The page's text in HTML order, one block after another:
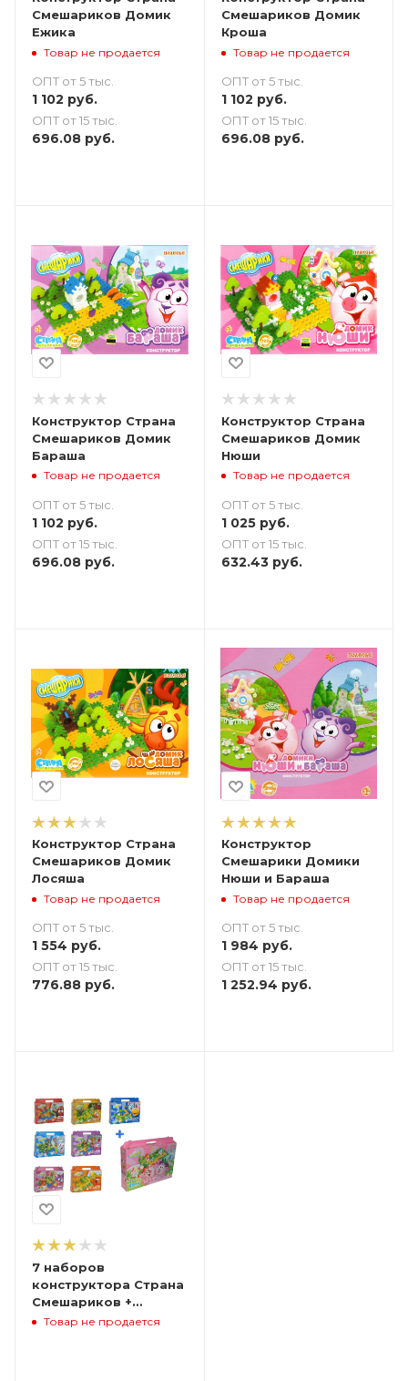
Смешариков Домик
Ежика
Товар не продается
ОПТ от 5 тыс.
1 102 руб.
ОПТ от 15 тыс.
696.08 руб.
Смешариков Домик
Кроша
Товар не продается
ОПТ от 5 тыс.
1 102 руб.
ОПТ от 15 тыс.
696.08руб.
Конструктор Страна
Смешариков Домик
Бараша
Товар не продается
ОПТ от 5 тыс.
1 102 руб.
ОПТ от 15 тыс.
696.08 руб.
Конструктор Страна
Смешариков Домик
Нюши
Товар не продается
ОПТ от 5 тыс.
1 025руб.
ОПТ от 15 тыс.
632.43руб.
Конструктор Страна
Смешариков Домик
Лосяша
Товар не продается
ОПТ от 5 тыс.
1 554 руб.
ОПТ от 15 тыс.
776.88 руб.
Конструктор
Смешарики Домики
Нюши и Бараша
Товар не продается
ОПТ от 5 тыс.
1 984 руб.
ОПТ от 15 тыс.
1 252.94 руб.
7 наборов
конструктора Страна
Смешариков +
домики Нюши и
Товар не продается